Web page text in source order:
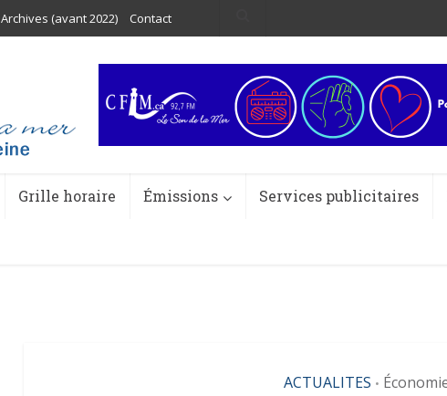
Archives (avant 2022) Contact
Grille horaire Émissions Services publicitaires
ACTUALITES •